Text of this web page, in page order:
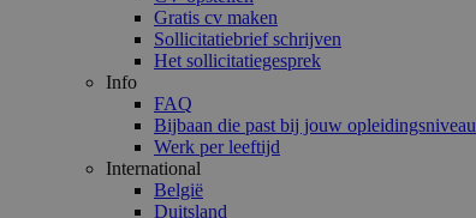
Gratis cv maken
Sollicitatiebrief schrijven
Het sollicitatiegesprek
Info
FAQ
Bijbaan die past bij jouw opleidingsniveau
Werk per leeftijd
International
België
Duitsland